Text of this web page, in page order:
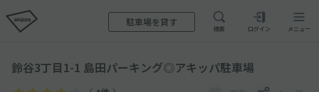
駐車場を貸す
検索 ログイン メニュー
鈴谷3丁目1-1 島田パーキング◎アキッパ駐車場